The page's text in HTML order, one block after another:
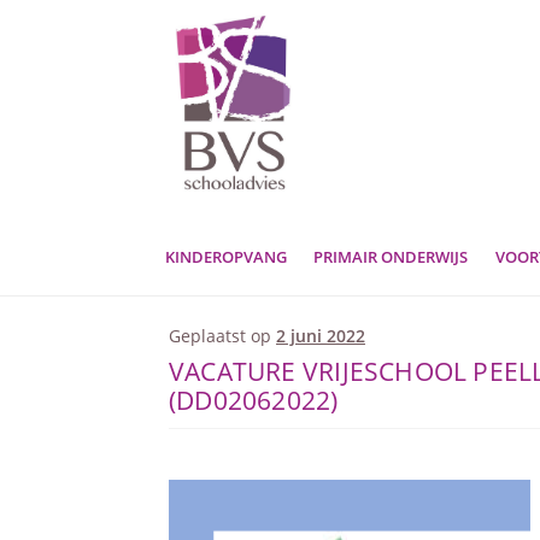
Ga
door
naar
navigatie
Ga
naar
de
inhoud
KINDEROPVANG PRIMAIR ONDERWIJS
Geplaatst op2 juni 2022
VACATURE VRIJESCHOOL
(DD02062022)